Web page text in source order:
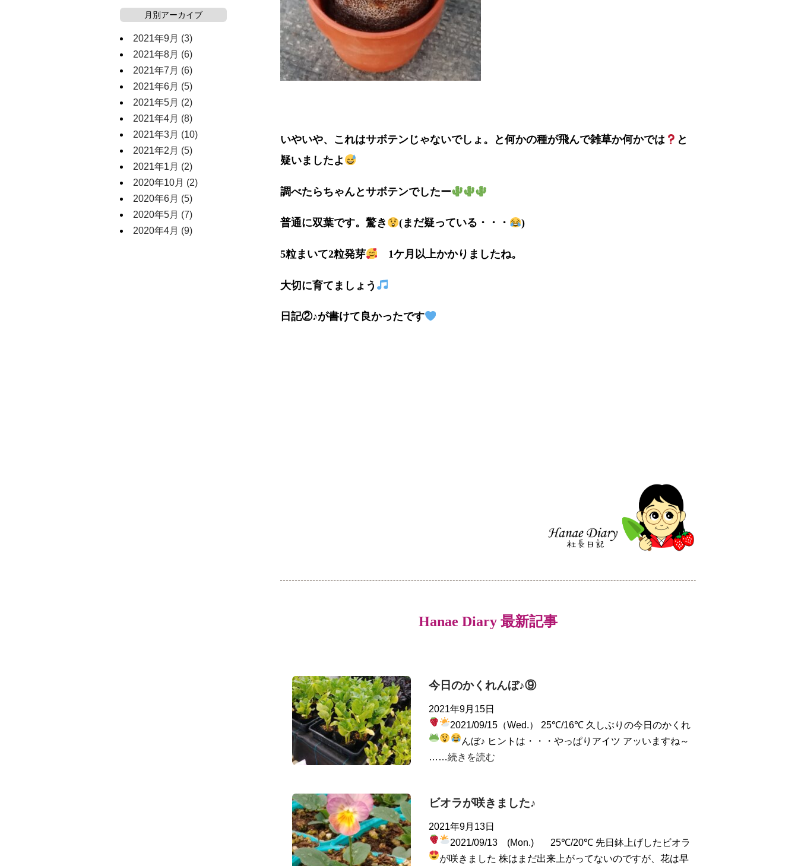
いやいや、これはサボテンじゃないでしょ。と何かの種が飛んで雑草か何かでは
と
疑いましたよ
調べたらちゃんとサボテンでしたー
普通に双葉です。驚き (まだ疑っている・・・ )
5粒まいて2粒発芽 1ケ月以上かかりましたね。
大切に育てましょう
日記②♪が書けて良かったです
Hanae Diary 最新記事
今日のかくれんぼ♪⑨
2021年9月15日
2021/09/15（Wed.）
25℃/16℃ 久しぶりの今日のかくれ
んぼ♪ ヒントは・・・やっぱりアイツ アッいますね～
……続きを読む
ビオラが咲きました♪
2021年9月13日
2021/09/13 (Mon.)
25℃/20℃ 先日鉢上げしたビオラ
が咲きました 株はまだ出来上がってないのですが、花は早
月別アーカイブ
2021年9月 (3)
2021年8月 (6)
2021年7月 (6)
2021年6月 (5)
2021年5月 (2)
2021年4月 (8)
2021年3月 (10)
2021年2月 (5)
2021年1月 (2)
2020年10月 (2)
2020年6月 (5)
2020年5月 (7)
2020年4月 (9)